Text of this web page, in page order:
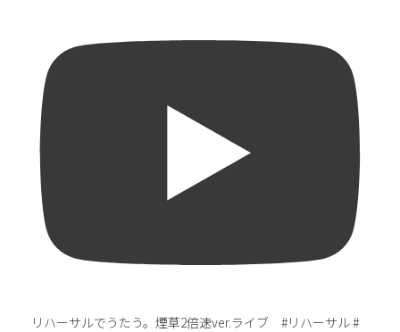
リハーサルでうたう。煙草2倍速ver.ライブ #リハーサル #